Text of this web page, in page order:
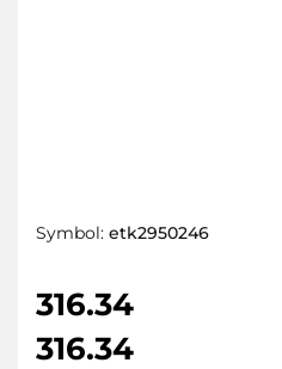
Symbol: etk2950246
316.34
316.34